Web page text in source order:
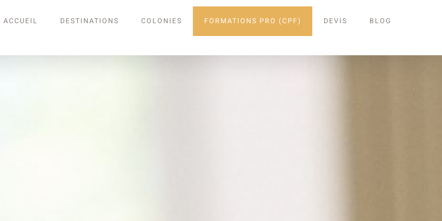
ACCUEIL DESTINATIONS COLONIES FORMATIONS PRO (CPF) DEVIS BLOG